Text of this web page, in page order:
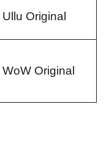
Ullu Original
WoW Original